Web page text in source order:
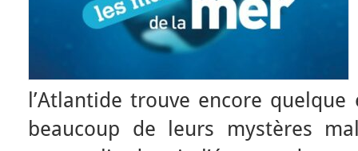
l’Atlantide trouve encore
beaucoup de leurs mystères